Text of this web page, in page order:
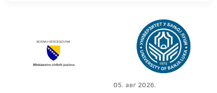
05. авг 2026.